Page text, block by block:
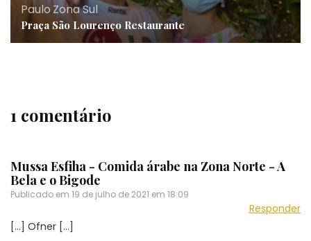
Paulo,Zona Sul
Praça São Lourenço Restaurante
1 comentário
Mussa Esfiha - Comida árabe na Zona Norte - A
Bela e o Bigode
Publicado em 19 de julho de 2021 em 18:09
Responder
[…] Ofner […]